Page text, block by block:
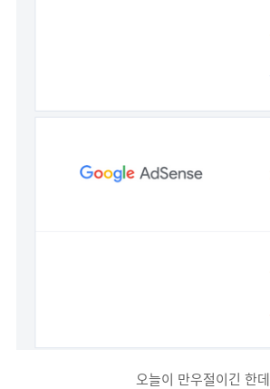
오늘이 만우절이긴 한데